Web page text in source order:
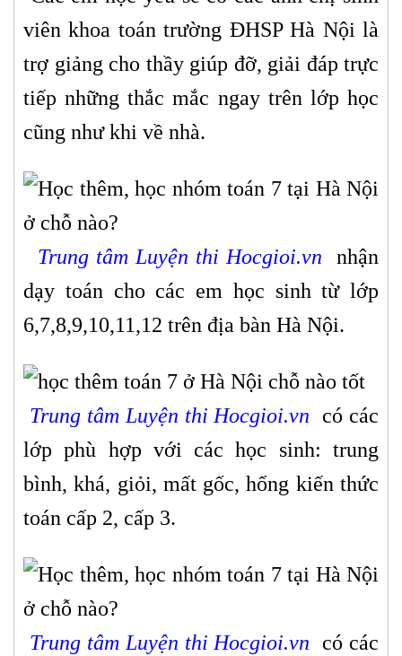
viên khoa toán trường ĐHSP Hà Nội là
trợ giảng cho thầy giúp đỡ, giải đáp trực
tiếp những thắc mắc ngay trên lớp học
cũng như khi về nhà.
Trung tâm Luyện thi Hocgioi.vn
nhận
dạy toán cho các em học sinh từ lớp
6,7,8,9,10,11,12 trên địa bàn Hà Nội.
Trung tâm Luyện thi Hocgioi.vn
có các
lớp phù hợp với các học sinh: trung
bình, khá, giỏi, mất gốc, hổng kiến thức
toán cấp 2, cấp 3.
Trung tâm Luyện thi Hocgioi.vn
có các